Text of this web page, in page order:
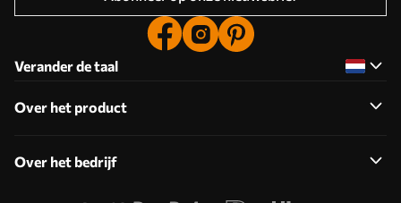
Verander de taal
Over het product
Over het bedrijf